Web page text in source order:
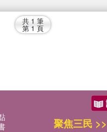
共 1 筆
第 1 頁
聚焦三民 >>